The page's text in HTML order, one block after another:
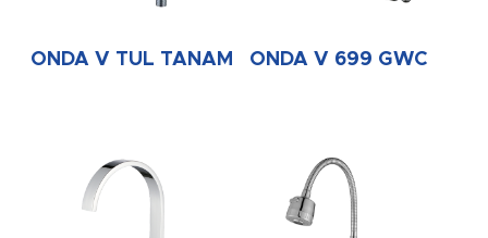
ONDA V TUL TANAM ONDA V 699 GWC